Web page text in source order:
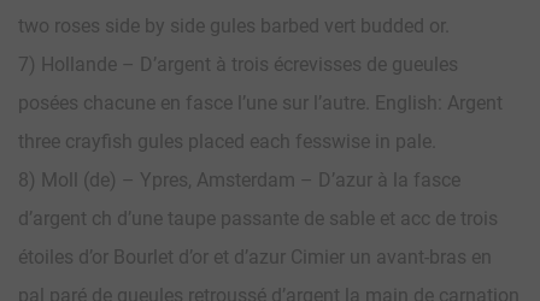
two roses side by side gules barbed vert budded or.
7) Hollande – D’argent à trois écrevisses de gueules
posées chacune en fasce l’une sur l’autre. English: Argent
three crayfish gules placed each fesswise in pale.
8) Moll (de) – Ypres, Amsterdam – D’azur à la fasce
d’argent ch d’une taupe passante de sable et acc de trois
étoiles d’or Bourlet d’or et d’azur Cimier un avant-bras en
pal paré de gueules retroussé d’argent la main de carnation